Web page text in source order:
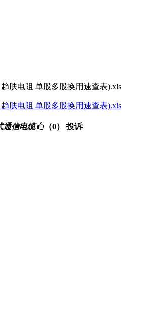
肤电阻 单股多股换用速查表).xls
肤电阻 单股多股换用速查表).xls
通信电缆 （0） 投诉